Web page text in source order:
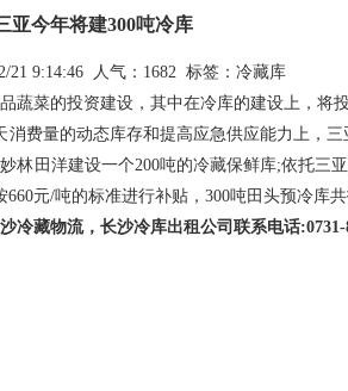
亚今年将建300吨冷库
21 9:14:46 人气：1682 标签：冷藏库
蔬菜的投资建设，其中在冷库的建设上，将
量的动态库存和提高应急供应能力上，三
田洋建设一个200吨的冷藏保鲜库;依托三
元/吨的标准进行补贴，300吨田头预冷库共
冷藏物流， 长沙冷库出租公司联系电话:0731-